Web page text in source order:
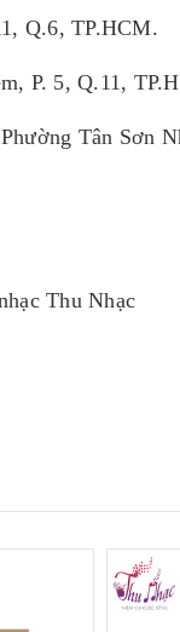
Q.6, TP.HCM.
P. 5, Q.11,
Tân Sơn
Thu Nhạc